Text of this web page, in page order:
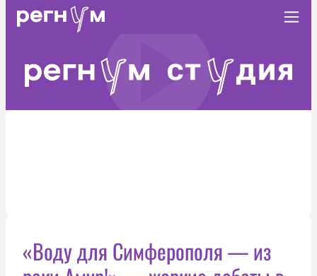
«Воду для Симферополя — из